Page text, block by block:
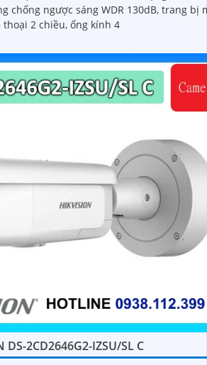
chống ngược sáng WDR 130dB, trang bị
2 chiều, ống kính 4
DS-2CD2646G2-IZSU/SL C